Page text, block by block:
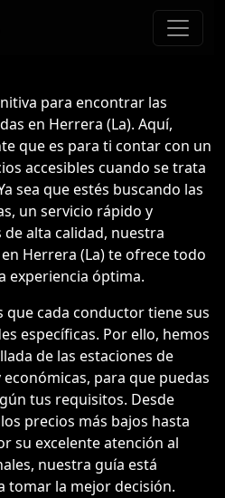
para encontrar las
en Herrera (La). Aquí,
que es para ti contar con un
accesibles cuando se trata
sea que estés buscando las
un servicio rápido y
alta calidad, nuestra
Herrera (La) te ofrece todo
experiencia óptima.
que cada conductor tiene sus
específicas. Por ello, hemos
de las estaciones de
para que puedas
tus requisitos. Desde
precios más bajos hasta
su excelente atención al
nuestra guía está
tomar la mejor decisión.